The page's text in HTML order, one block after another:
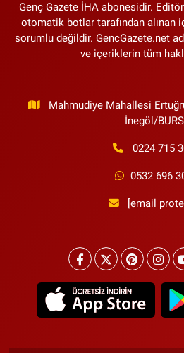
Genç Gazete İHA abonesidir.
otomatik botlar tarafından alınan
sorumlu değildir. GencGazete.net
ve içeriklerin tüm
Mahmudiye Mahallesi
İnegöl/
0224 715
0532 696
[email